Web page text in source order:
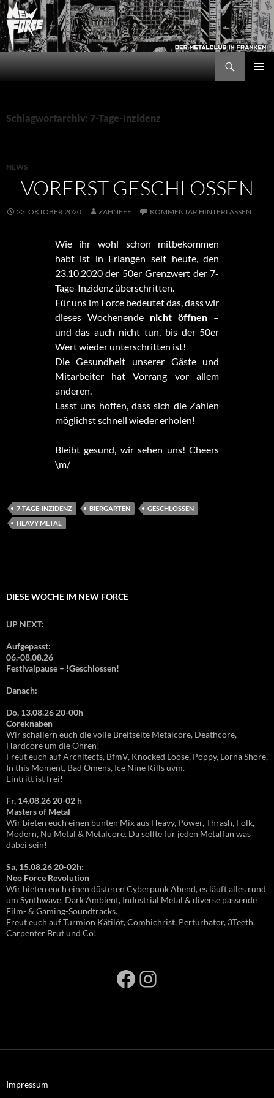
Zum
Inhalt
springen
New Force
Schlagwortarchiv: 7-Tage-Inzidenz
NEWS
VORERST GESCHLOSSEN
23. OKTOBER 2020 ZAHNFEE KOMMENTAR HINTERLASSEN
Wie ihr wohl schon mitbekommen
habt ist in Erlangen seit heute, den
23.10.2020 der 50er Grenzwert der 7-
Tage-Inzidenz überschritten.
Für uns im Force bedeutet das, dass wir
dieses Wochenende nicht öffnen –
und das auch nicht tun, bis der 50er
Wert wieder unterschritten ist!
Die Gesundheit unserer Gäste und
Mitarbeiter hat Vorrang vor allem
anderen.
Lasst uns hoffen, dass sich die Zahlen
möglichst schnell wieder erholen!
Bleibt gesund, wir sehen uns! Cheers
\m/
7-TAGE-INZIDENZ BIERGARTEN
GESCHLOSSEN
HEAVY METAL
DIESE WOCHE IM NEW FORCE
UP NEXT:
Aufgepasst:
06.-08.08.26
Festivalpause – !Geschlossen!
Danach:
Do, 13.08.26 20-00h
Coreknaben
Wir schallern euch die volle Breitseite Metalcore, Deathcore,
Hardcore um die Ohren!
Freut euch auf Architects, BfmV, Knocked Loose, Poppy, Lorna Shore,
In this Moment, Bad Omens, Ice Nine Kills uvm.
Eintritt ist frei!
Fr, 14.08.26 20-02 h
Masters of Metal
Wir bieten euch einen bunten Mix aus Heavy, Power, Thrash, Folk,
Modern, Nu Metal & Metalcore. Da sollte für jeden Metalfan was
dabei sein!
Sa, 15.08.26 20-02h:
Neo Force Revolution
Wir bieten euch einen düsteren Cyberpunk Abend, es läuft alles rund
um Synthwave, Dark Ambient, Industrial Metal & diverse passende
Film- & Gaming-Soundtracks.
Freut euch auf Turmion Kätilöt, Combichrist, Perturbator, 3Teeth,
Carpenter Brut und Co!
Facebook
Instagram
Impressum